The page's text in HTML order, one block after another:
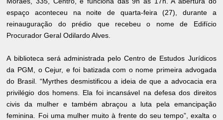
espaço aconteceu na noite de quarta-feira (27), durante a
reinauguração do prédio que recebeu o nome de Edifício
Procurador Geral Odilardo Alves.
A biblioteca será administrada pelo Centro de Estudos Jurídicos
da PGM, o Cejur, e foi batizada com o nome primeira advogada
do Brasil. “Myrthes desmistificou a ideia de que a advocacia era
privilégio dos homens. Ela foi incansável na defesa dos direitos
civis da mulher e também abraçou a luta pela emancipação
feminina. Foi uma mulher muito à frente do seu tempo”, exalta o